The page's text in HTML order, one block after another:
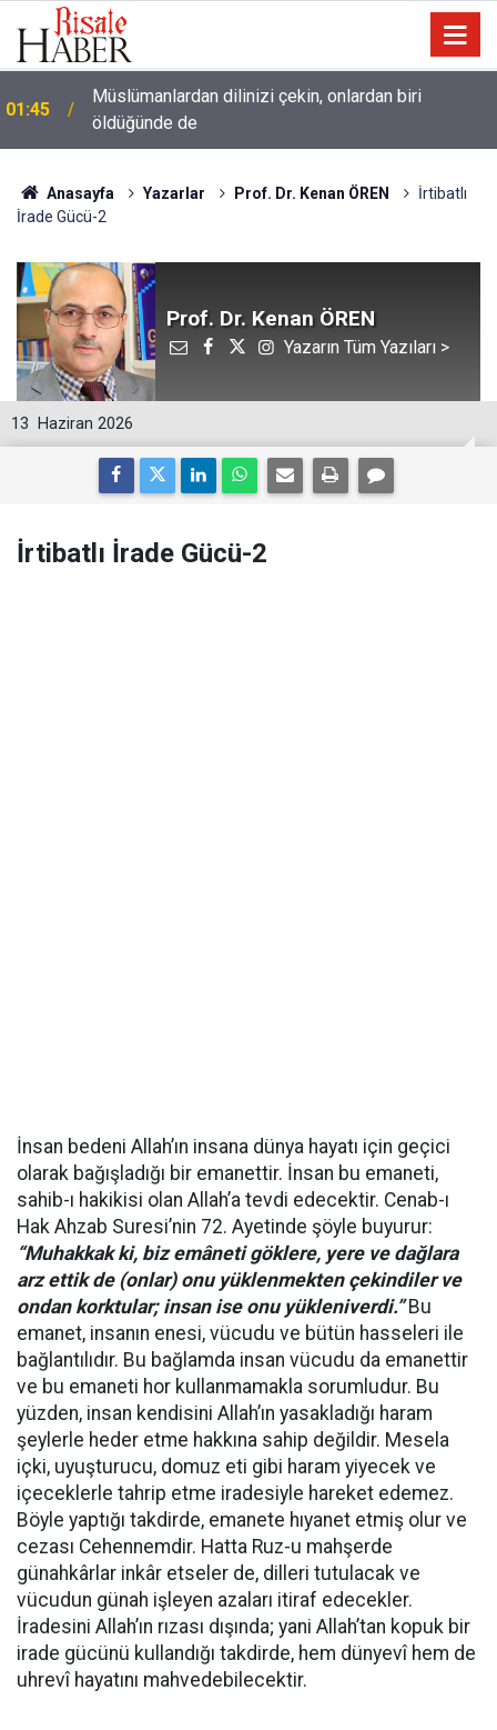
01:45
Müslümanlardan dilinizi çekin, onlardan biri
öldüğünde de
Anasayfa Yazarlar Prof. Dr. Kenan ÖREN
İrtibatlı
İrade Gücü-2
Prof. Dr. Kenan ÖREN
Yazarın Tüm Yazıları >
13 Haziran 2026
İrtibatlı İrade Gücü-2
İnsan bedeni Allah’ın insana dünya hayatı için geçici
olarak bağışladığı bir emanettir. İnsan bu emaneti,
sahib-ı hakikisi olan Allah’a tevdi edecektir. Cenab-ı
Hak Ahzab Suresi’nin 72. Ayetinde şöyle buyurur:
“Muhakkak ki, biz emâneti göklere, yere ve dağlara
arz ettik de (onlar) onu yüklenmekten çekindiler ve
ondan korktular; insan ise onu yükleniverdi.”Bu
emanet, insanın enesi, vücudu ve bütün hasseleri ile
bağlantılıdır. Bu bağlamda insan vücudu da emanettir
ve bu emaneti hor kullanmamakla sorumludur. Bu
yüzden, insan kendisini Allah’ın yasakladığı haram
şeylerle heder etme hakkına sahip değildir. Mesela
içki, uyuşturucu, domuz eti gibi haram yiyecek ve
içeceklerle tahrip etme iradesiyle hareket edemez.
Böyle yaptığı takdirde, emanete hıyanet etmiş olur ve
cezası Cehennemdir. Hatta Ruz-u mahşerde
günahkârlar inkâr etseler de, dilleri tutulacak ve
vücudun günah işleyen azaları itiraf edecekler.
İradesini Allah’ın rızası dışında; yani Allah’tan kopuk bir
irade gücünü kullandığı takdirde, hem dünyevî hem de
uhrevî hayatını mahvedebilecektir.